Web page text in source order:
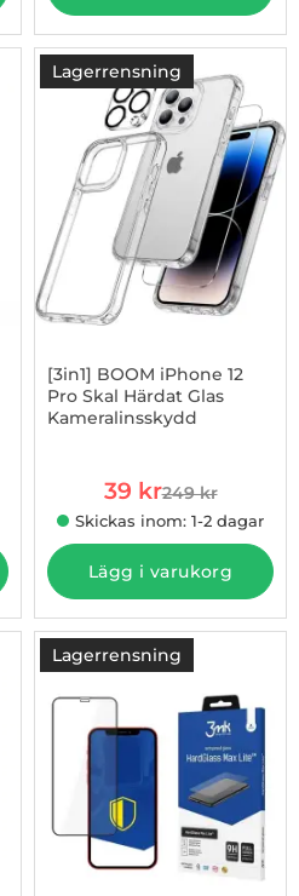
-80%
Lagerrensning
[3in1] BOOM iPhone 12
Pro Skal Härdat Glas
Kameralinsskydd
rea pris
39 krtidigare pris
249 kr
Skickas inom: 1-2 dagar
Lägg i varukorg
-73%
Lagerrensning